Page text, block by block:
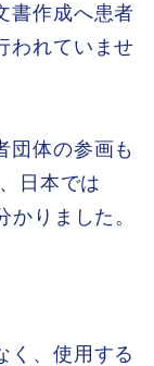
書作成へ患者
われていませ
団体の参画も
日本では
りました。
く、使用する